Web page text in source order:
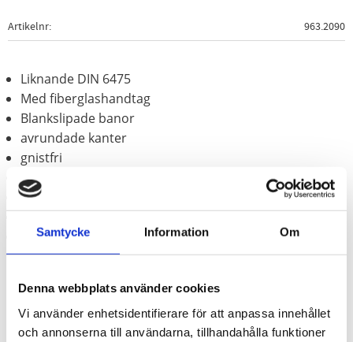
Samtycke Information Om
Denna webbplats använder cookies
Vi använder enhetsidentifierare för att anpassa innehållet
och annonserna till användarna, tillhandahålla funktioner
Artikelnr 963.2090
Liknande DIN 6475
Med fiberglashandtag
Blankslipade banor
avrundade kanter
gnistfri
explosionsskyddad
korrosionsbeständig
slittålig
Aluminium-brons (icke-järn-legering)